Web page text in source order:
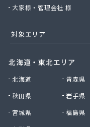
上野油業株式会社
水島ガス株式会社
水島高圧瓦斯株式
西大寺石油株式会
青木ガス機器産業
石橋商店/
石田石油店/
大家様・管理会社 様
対象エリア
北海道・東北エリア
北海道
青森県
秋田県
岩手県
宮城県
福島県